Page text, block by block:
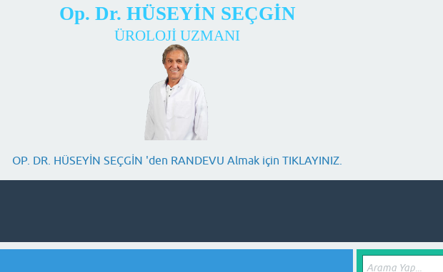
Op. Dr. HÜSEYİN SEÇGİN
ÜROLOJİ UZMANI
OP. DR. HÜSEYİN SEÇGİN 'den RANDEVU Almak için TIKLAYINIZ.